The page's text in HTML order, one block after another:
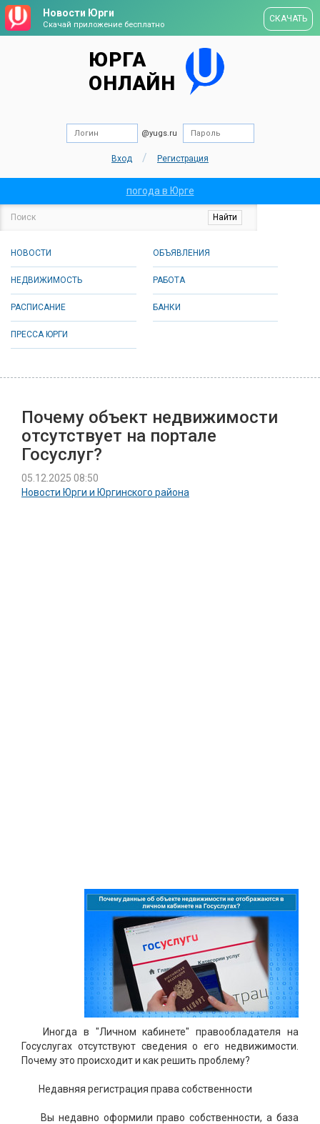
Новости Юрги
Скачай приложение бесплатно
СКАЧАТЬ
ЮРГА
ОНЛАЙН
@yugs.ru
Вход / Регистрация
погода в Юрге
НОВОСТИ ОБЪЯВЛЕНИЯ
НЕДВИЖИМОСТЬ РАБОТА
РАСПИСАНИЕ БАНКИ
ПРЕССА ЮРГИ
Почему объект недвижимости
отсутствует на портале
Госуслуг?
05.12.2025 08:50
Новости Юрги и Юргинского района
Иногда в "Личном кабинете" правообладателя на
Госуслугах отсутствуют сведения о его недвижимости.
Почему это происходит и как решить проблему?
Недавняя регистрация права собственности
Вы недавно оформили право собственности, а база